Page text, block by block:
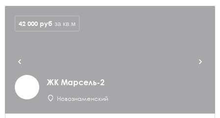
ЖК Марсель-2
Новознаменский
42 000 руб за кв.м